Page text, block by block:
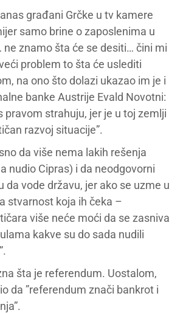
građani Grčke u tv kamere
samo brine o zaposlenima u
ne znamo šta će se desiti… čini mi
problem to šta će uslediti
na ono što dolazi ukazao im je i
banke Austrije Evald Novotni:
pravom strahuju, jer je u toj zemlji
razvoj situacije”.
da više nema lakih rešenja
nudio Cipras) i da neodgovorni
da vode državu, jer ako se uzme u
stvarnost koja ih čeka –
više neće moći da se zasniva
kakve su do sada nudili
šta je referendum. Uostalom,
da ”referendum znači bankrot i